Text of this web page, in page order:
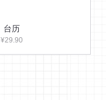
台历
¥29.90